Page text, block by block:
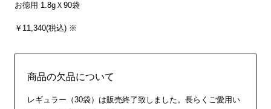
お徳用 1.8gＸ90袋
￥11,340(税込) ※
商品の欠品について
レギュラー（30袋）は販売終了致しました。長らくご愛用い